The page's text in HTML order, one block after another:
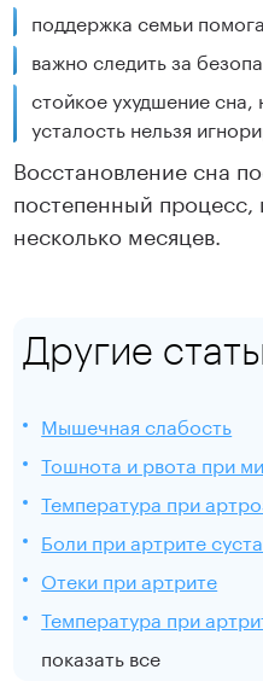
поддержка семьи
важно следить за
стойкое ухудшение
усталость нельзя
Восстановление сна
постепенный процесс,
несколько месяцев.
Другие
Мышечная слабость
Тошнота и рвота при
Температура при
Боли при артрите
Отеки при артрите
Температура при
показать все